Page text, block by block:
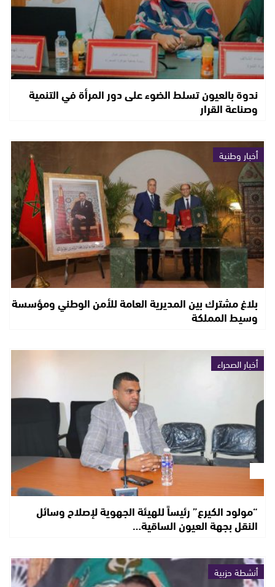
ندوة بالعيون تسلط الضوء على دور المرأة في التنمية
وصناعة القرار
أخبار وطنية
بلاغ مشترك بين المديرية العامة للأمن الوطني ومؤسسة
وسيط المملكة
أخبار الصحراء
“مولود الكيرع” رئيساً للهيئة الجهوية لإصلاح وسائل
النقل بجهة العيون الساقية…
أنشطة حزبية